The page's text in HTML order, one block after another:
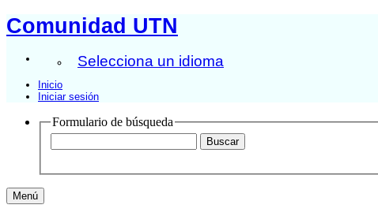
Comunidad UTN
Selecciona un idioma
Inicio
Iniciar sesión
Formulario de búsqueda
Menú